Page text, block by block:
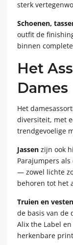
sterk
Schoenen,
outfit de
binnen
Het
Dames
Het
diversiteit, met
trendgevoelige
Jassen zijn ook
Parajumpers
— zowel lichte
behoren tot het
Truien en
de basis van de
Alix the Label
herkenbare